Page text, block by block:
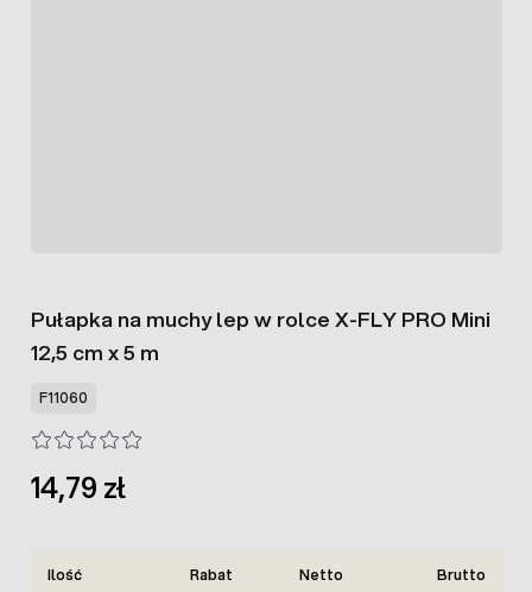
Pułapka na muchy lep w rolce X-FLY PRO Mini
12,5 cm x 5 m
F11060
14,79 zł
Ilość Rabat Netto Brutto